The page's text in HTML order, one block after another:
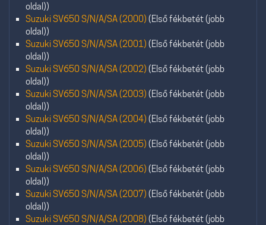
oldal))
Suzuki SV650 S/N/A/SA (2000) (Első fékbetét (jobb
oldal))
Suzuki SV650 S/N/A/SA (2001) (Első fékbetét (jobb
oldal))
Suzuki SV650 S/N/A/SA (2002) (Első fékbetét (jobb
oldal))
Suzuki SV650 S/N/A/SA (2003) (Első fékbetét (jobb
oldal))
Suzuki SV650 S/N/A/SA (2004) (Első fékbetét (jobb
oldal))
Suzuki SV650 S/N/A/SA (2005) (Első fékbetét (jobb
oldal))
Suzuki SV650 S/N/A/SA (2006) (Első fékbetét (jobb
oldal))
Suzuki SV650 S/N/A/SA (2007) (Első fékbetét (jobb
oldal))
Suzuki SV650 S/N/A/SA (2008) (Első fékbetét (jobb